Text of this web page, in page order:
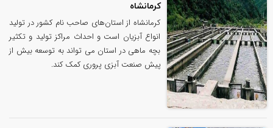
کرمانشاه
کرمانشاه از استان‌های صاحب نام کشور در تولید
انواع آبزیان است و احداث مراکز تولید و تکثیر
بچه ماهی در استان می تواند به توسعه بیش از
پیش صنعت آبزی پروری کمک کند.